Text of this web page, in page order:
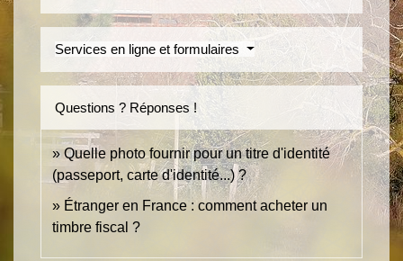
Services en ligne et formulaires
Questions ? Réponses !
Quelle photo fournir pour un titre d'identité
(passeport, carte d'identité...) ?
Étranger en France : comment acheter un
timbre fiscal ?